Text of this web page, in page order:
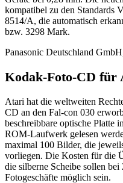
kompatibel zu den
8514/A, die automatisch
bzw. 3298 Mark.
Panasonic Deutschland
Kodak-Foto-CD für
Atari hat die weltweiten
CD an den Fal-con 030
beschreibbare optische Platte
ROM-Laufwerk gelesen
maximal 100 Bilder, die
vorliegen. Die Kosten für die
die silberne Scheibe sollen
Fotogeschäfte möglich sein.